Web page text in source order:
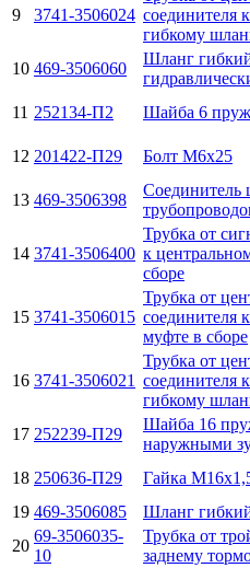
9 3741-3506024 соединителя
гибкому
10 469-3506060
Шланг
11 252134-П2 Шайба 6
12 201422-П29 Болт М6х25
13 469-3506398
Соединитель
14 3741-3506400
Трубка от
к
сборе
15 3741-3506015
Трубка от
соединителя
муфте в сборе
16 3741-3506021
Трубка от
соединителя
гибкому
17 252239-П29
Шайба 16
наружными
18 250636-П29 Гайка
19 469-3506085 Шланг
20
69-3506035-
10
Трубка от
заднему